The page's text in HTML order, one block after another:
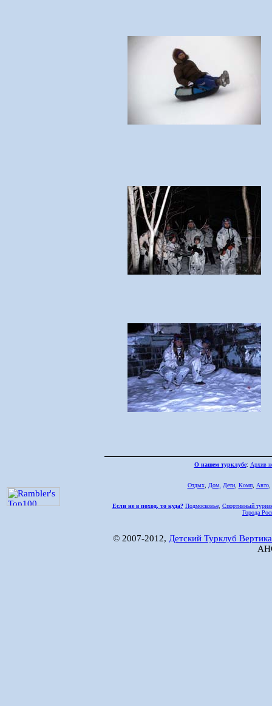
О нашем турклубе: Архив
Отдых, Дом, Дети, Комп, Авто,
Если не в поход, то куда? Подмосковье, Спортивный
Города
© 2007-2012, Детский Турклуб